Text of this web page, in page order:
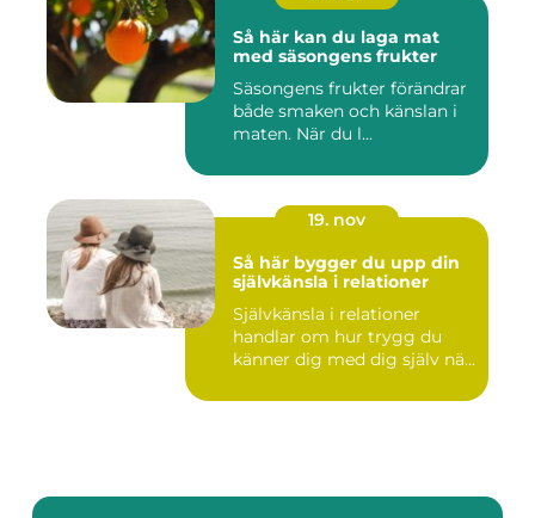
Så här kan du laga mat
med säsongens frukter
Säsongens frukter förändrar
både smaken och känslan i
maten. När du l...
19. nov
Så här bygger du upp din
självkänsla i relationer
Självkänsla i relationer
handlar om hur trygg du
känner dig med dig själv nä...